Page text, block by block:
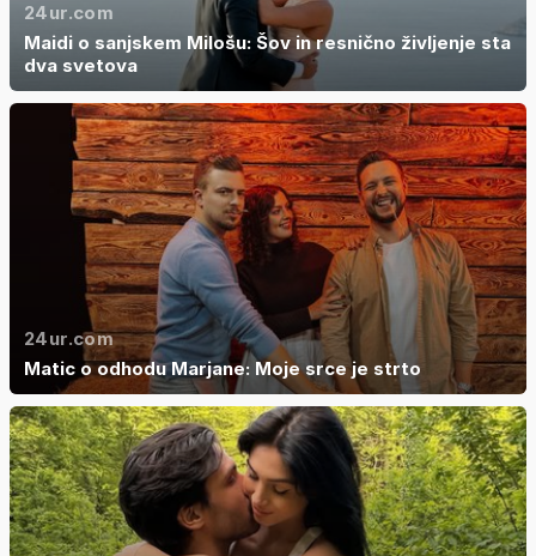
24ur.com
Maidi o sanjskem Milošu: Šov in resnično življenje sta
dva svetova
24ur.com
Matic o odhodu Marjane: Moje srce je strto